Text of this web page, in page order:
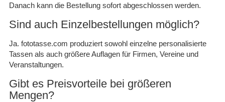
Danach kann die Bestellung sofort abgeschlossen werden.
Sind auch Einzelbestellungen möglich?
Ja. fototasse.com produziert sowohl einzelne personalisierte
Tassen als auch größere Auflagen für Firmen, Vereine und
Veranstaltungen.
Gibt es Preisvorteile bei größeren
Mengen?